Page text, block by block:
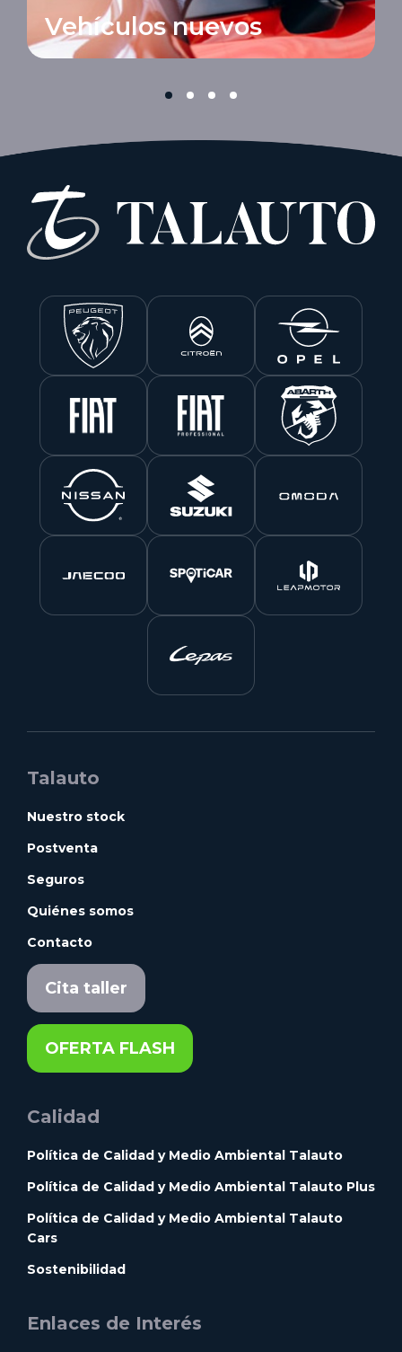
Vehículos nuevos
Talauto
Nuestro stock
Postventa
Seguros
Quiénes somos
Contacto
Cita taller
OFERTA FLASH
Calidad
Política de Calidad y Medio Ambiental Talauto
Política de Calidad y Medio Ambiental Talauto Plus
Política de Calidad y Medio Ambiental Talauto
Cars
Sostenibilidad
Enlaces de Interés